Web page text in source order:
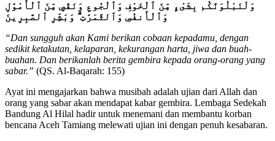
وَلَنَبْلُوَنَّكُم بِشَىْءٍ مِّنَ ٱلْخَوْفِ وَٱلْجُوعِ وَنَقْصٍ مِّنَ ٱلْأَمْوَٰلِ
وَٱلْأَنفُسِ وَٱلثَّمَرَٰتِ ۗ وَبَشِّرِ ٱلصَّٰبِرِينَ
“Dan sungguh akan Kami berikan cobaan kepadamu, dengan
sedikit ketakutan, kelaparan, kekurangan harta, jiwa dan buah-
buahan. Dan berikanlah berita gembira kepada orang-orang yang
sabar.” (QS. Al-Baqarah: 155)
Ayat ini mengajarkan bahwa musibah adalah ujian dari Allah dan
orang yang sabar akan mendapat kabar gembira. Lembaga Sedekah
Bandung Al Hilal hadir untuk menemani dan membantu korban
bencana Aceh Tamiang melewati ujian ini dengan penuh kesabaran.